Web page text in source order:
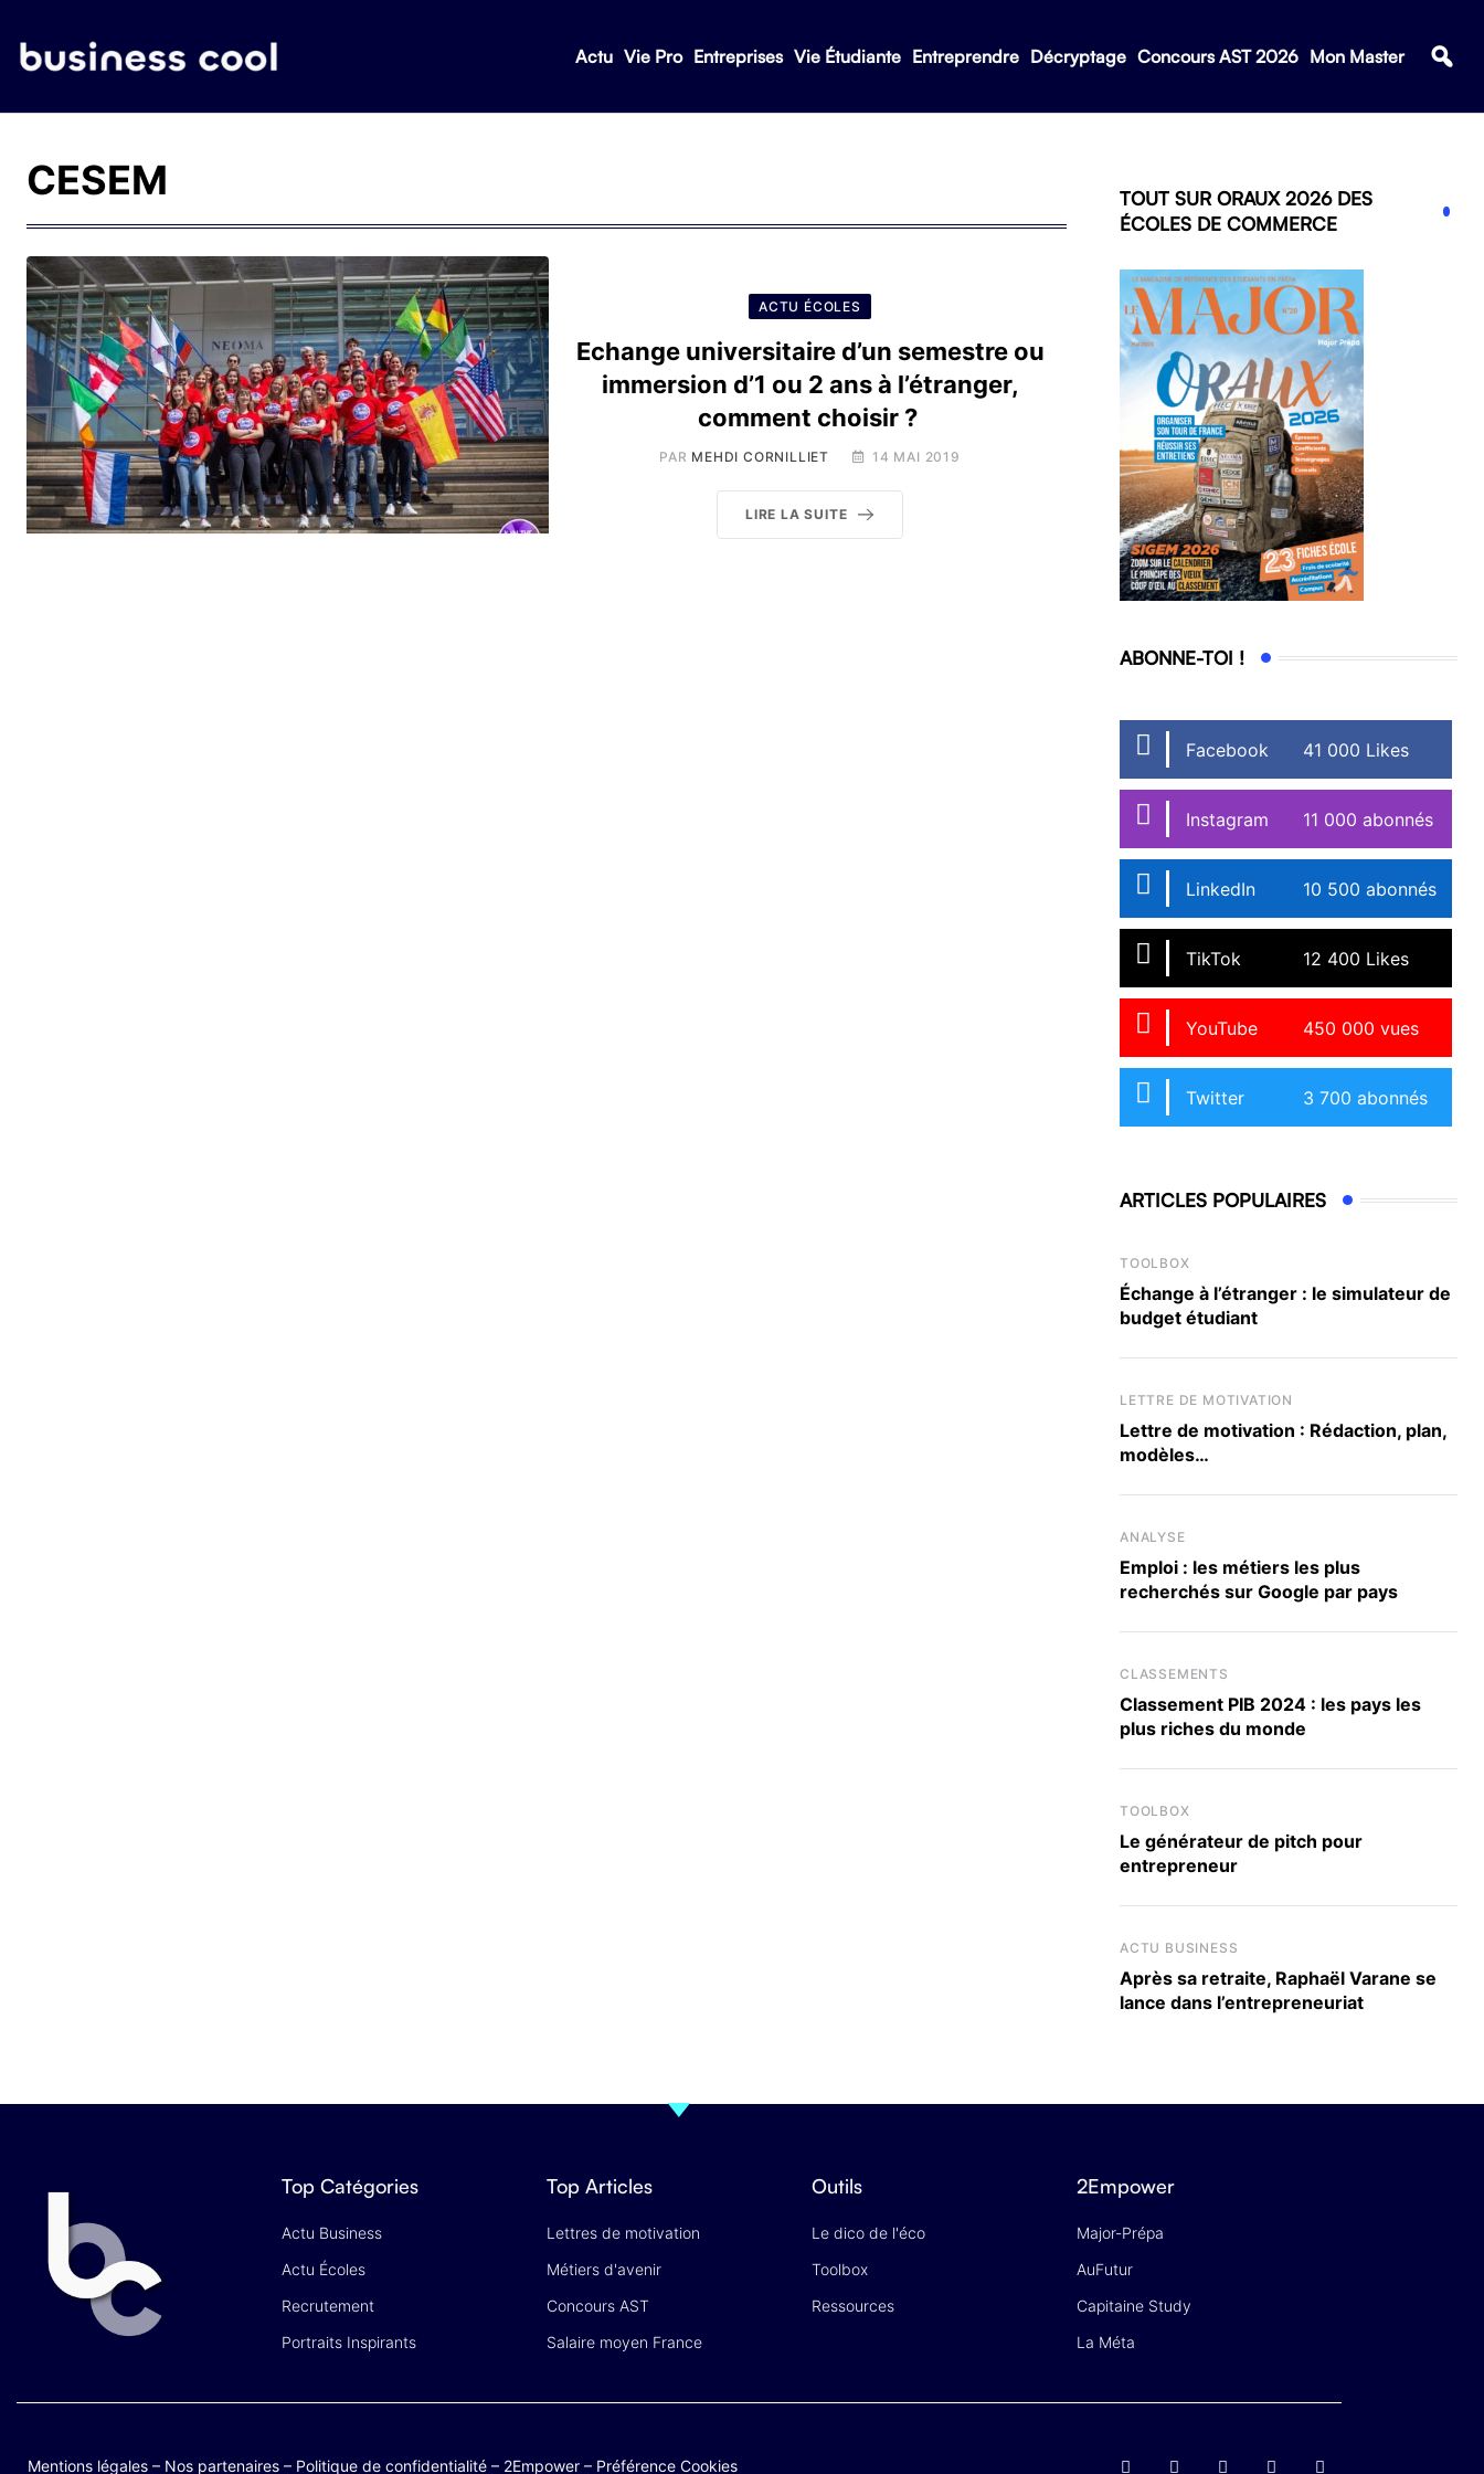
Actu Vie Pro Entreprises Vie Étudiante Entreprendre Décryptage Concours AST 2026 Mon Master
CESEM
ACTU ÉCOLES
Echange universitaire d’un semestre ou
immersion d’1 ou 2 ans à l’étranger,
comment choisir ?
PAR MEHDI CORNILLIET 14 MAI 2019
LIRE LA SUITE
TOUT SUR ORAUX 2026 DES
ÉCOLES DE COMMERCE
ABONNE-TOI !
Facebook 41 000 Likes
Instagram 11 000 abonnés
LinkedIn 10 500 abonnés
TikTok 12 400 Likes
YouTube 450 000 vues
Twitter 3 700 abonnés
ARTICLES POPULAIRES
TOOLBOX
Échange à l’étranger : le simulateur de
budget étudiant
LETTRE DE MOTIVATION
Lettre de motivation : Rédaction, plan,
modèles…
ANALYSE
Emploi : les métiers les plus
recherchés sur Google par pays
CLASSEMENTS
Classement PIB 2024 : les pays les
plus riches du monde
TOOLBOX
Le générateur de pitch pour
entrepreneur
ACTU BUSINESS
Après sa retraite, Raphaël Varane se
lance dans l’entrepreneuriat
Top Catégories
Actu Business
Actu Écoles
Recrutement
Portraits Inspirants
Top Articles
Lettres de motivation
Métiers d'avenir
Concours AST
Salaire moyen France
Outils
Le dico de l'éco
Toolbox
Ressources
2Empower
Major-Prépa
AuFutur
Capitaine Study
La Méta
Mentions légales – Nos partenaires – Politique de confidentialité – 2Empower – Préférence Cookies